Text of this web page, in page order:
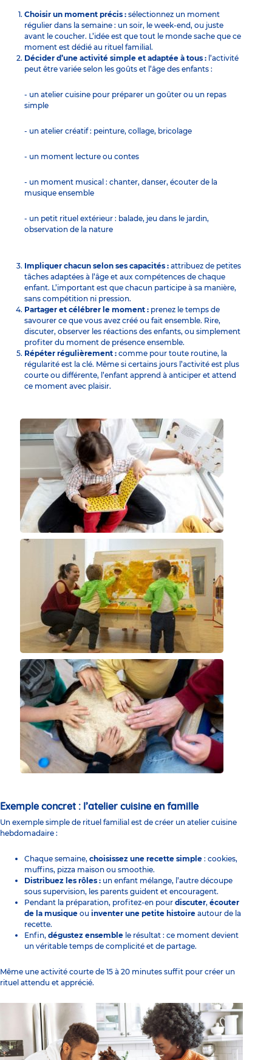
Choisir un moment précis : sélectionnez un moment
régulier dans la semaine : un soir, le week-end, ou juste
avant le coucher. L’idée est que tout le monde sache que ce
moment est dédié au rituel familial.
Décider d’une activité simple et adaptée à tous : l’activité
peut être variée selon les goûts et l’âge des enfants :
- un atelier cuisine pour préparer un goûter ou un repas
simple
- un atelier créatif: peinture, collage, bricolage
- un moment lecture ou contes
- un moment musical : chanter, danser, écouter de la
musique ensemble
- un petit rituel extérieur : balade, jeu dans le jardin,
observation de la nature
Impliquer chacun selon ses capacités : attribuez de petites
tâches adaptées à l’âge et aux compétences de chaque
enfant. L’important est que chacun participe à sa manière,
sans compétition ni pression.
Partager et célébrer le moment : prenez le temps de
savourer ce que vous avez créé ou fait ensemble. Rire,
discuter, observer les réactions des enfants, ou simplement
profiter du moment de présence ensemble.
Répéter régulièrement : comme pour toute routine, la
régularité est la clé. Même si certains jours l’activité est plus
courte ou différente, l’enfant apprend à anticiper et attend
ce moment avec plaisir.
Exemple concret : l’atelier cuisine en famille
Un exemple simple de rituel familial est de créer un atelier cuisine
hebdomadaire :
Chaque semaine, choisissez une recette simple : cookies,
muffins, pizza maison ou smoothie.
Distribuez les rôles : un enfant mélange, l’autre découpe
sous supervision, les parents guident et encouragent.
Pendant la préparation, profitez-en pour discuter, écouter
de la musique ou inventer une petite histoire autour de la
recette.
Enfin, dégustez ensemble le résultat : ce moment devient
un véritable temps de complicité et de partage.
Même une activité courte de 15 à 20 minutes suffit pour créer un
rituel attendu et apprécié.